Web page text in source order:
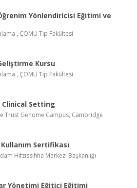
Yönlendiricisi Eğitimi ve
, ÇOMÜ Tıp Fakültesi
Kursu
, ÇOMÜ Tıp Fakültesi
Clinical Setting
Trust Genome Campus, Cambridge
Sertifikası
Hıfzıssıhha Merkezi Başkanlığı
Yönetimi Eğitici Eğitimi